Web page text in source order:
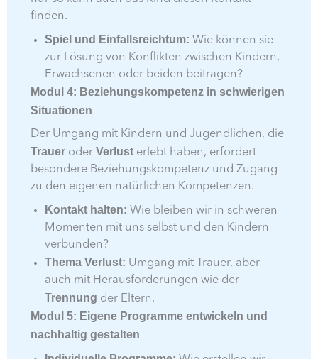
finden.
Spiel und Einfallsreichtum: Wie können sie
zur Lösung von Konflikten zwischen Kindern,
Erwachsenen oder beiden beitragen?
Modul 4: Beziehungskompetenz in schwierigen
Situationen
Der Umgang mit Kindern und Jugendlichen, die
Traueroder Verlusterlebt haben, erfordert
besondere Beziehungskompetenz und Zugang
zu den eigenen natürlichen Kompetenzen.
Kontakt halten: Wie bleiben wir in schweren
Momenten mit uns selbst und den Kindern
verbunden?
Thema Verlust: Umgang mit Trauer, aber
auch mit Herausforderungen wie der
Trennung der Eltern.
Modul 5: Eigene Programme entwickeln und
nachhaltig gestalten